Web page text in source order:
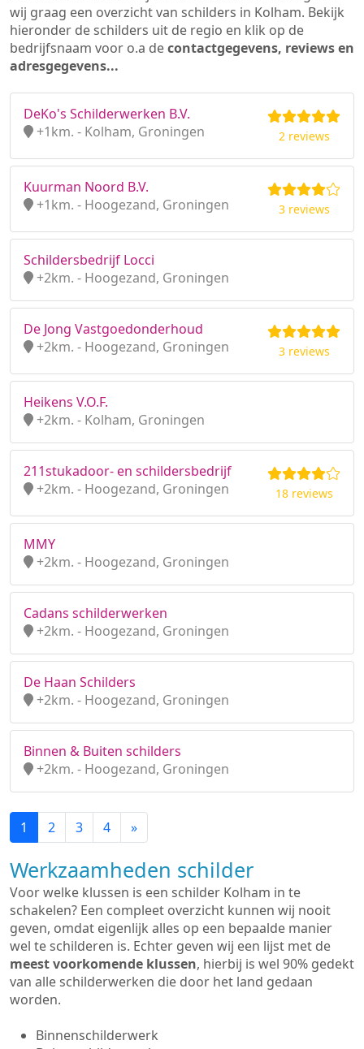
wij graag een overzicht van schilders in Kolham. Bekijk
hieronder de schilders uit de regio en klik op de
bedrijfsnaam voor o.a decontactgegevens, reviews en
adresgegevens...
DeKo's Schilderwerken B.V.
+1km. - Kolham, Groningen
2 reviews
Kuurman Noord B.V.
+1km. - Hoogezand, Groningen
3 reviews
Schildersbedrijf Locci
+2km. - Hoogezand, Groningen
De Jong Vastgoedonderhoud
+2km. - Hoogezand, Groningen
3 reviews
Heikens V.O.F.
+2km. - Kolham, Groningen
211stukadoor- en schildersbedrijf
+2km. - Hoogezand, Groningen
18 reviews
MMY
+2km. - Hoogezand, Groningen
Cadans schilderwerken
+2km. - Hoogezand, Groningen
De Haan Schilders
+2km. - Hoogezand, Groningen
Binnen & Buiten schilders
+2km. - Hoogezand, Groningen
1 2 3 4 »
Werkzaamheden schilder
Voor welke klussen is een schilder Kolham in te
schakelen? Een compleet overzicht kunnen wij nooit
geven, omdat eigenlijk alles op een bepaalde manier
wel te schilderen is. Echter geven wij een lijst met de
meest voorkomende klussen, hierbij is wel 90% gedekt
van alle schilderwerken die door het land gedaan
worden.
Binnenschilderwerk